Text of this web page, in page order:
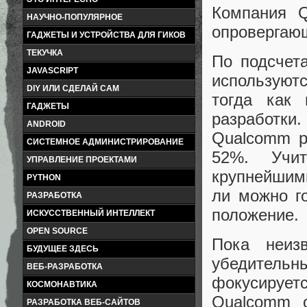
НАУЧНО-ПОПУЛЯРНОЕ
ГАДЖЕТЫ И УСТРОЙСТВА ДЛЯ ГИКОВ
ТЕКУЧКА
JAVASCRIPT
DIY ИЛИ СДЕЛАЙ САМ
ГАДЖЕТЫ
ANDROID
СИСТЕМНОЕ АДМИНИСТРИРОВАНИЕ
УПРАВЛЕНИЕ ПРОЕКТАМИ
PYTHON
РАЗРАБОТКА
ИСКУССТВЕННЫЙ ИНТЕЛЛЕКТ
OPEN SOURCE
БУДУЩЕЕ ЗДЕСЬ
ВЕБ-РАЗРАБОТКА
КОСМОНАВТИКА
РАЗРАБОТКА ВЕБ-САЙТОВ
Компания
По
тогда
Qualcomm
52%.
ли можно
положение.
Пока
Qualcomm